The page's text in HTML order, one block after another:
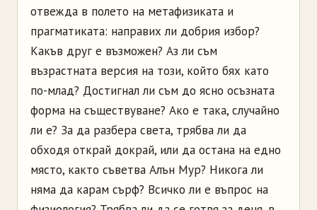
отвежда в полето на метафизиката и
прагматиката: направих ли добрия избор?
Какъв друг е възможен? Аз ли съм
възрастната версия на този, който бях като
по-млад? Достигнал ли съм до ясно осъзната
форма на съществуване? Ако е така, случайно
ли е? За да разбера света, трябва ли да
обходя открай докрай, или да остана на едно
място, както съветва Алън Мур? Никога ли
няма да карам сърф? Всичко ли е въпрос на